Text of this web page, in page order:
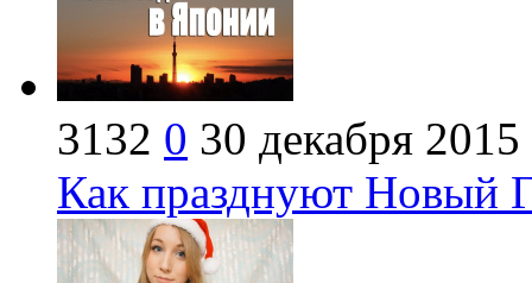
3132 0 30 декабря 2015
Как празднуют Новый